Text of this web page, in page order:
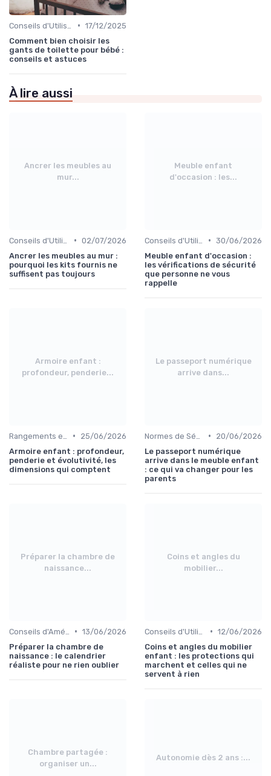
• 17/12/2025
Comment bien choisir les
gants de toilette pour bébé :
conseils et astuces
À lire aussi
Ancrer les meubles au
mur...
• 02/07/2026
Ancrer les meubles au mur :
pourquoi les kits fournis ne
suffisent pas toujours
Meuble enfant
d'occasion : les...
• 30/06/2026
Meuble enfant d'occasion :
les vérifications de sécurité
que personne ne vous
rappelle
Armoire enfant :
profondeur, penderie...
•
25/06/2026
Armoire enfant : profondeur,
penderie et évolutivité, les
dimensions qui comptent
Le passeport numérique
arrive dans...
•
20/06/2026
Le passeport numérique
arrive dans le meuble enfant
: ce qui va changer pour les
parents
Préparer la chambre de
naissance...
• 13/06/2026
Préparer la chambre de
naissance : le calendrier
réaliste pour ne rien oublier
Coins et angles du
mobilier...
• 12/06/2026
Coins et angles du mobilier
enfant : les protections qui
marchent et celles qui ne
servent à rien
Chambre partagée :
organiser un...
Autonomie dès 2 ans :...